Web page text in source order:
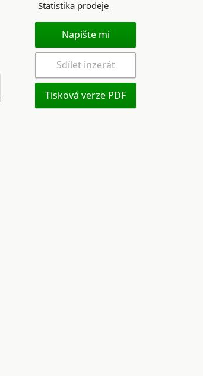
Statistika prodeje
Napište mi
Sdílet inzerát
Tisková verze PDF